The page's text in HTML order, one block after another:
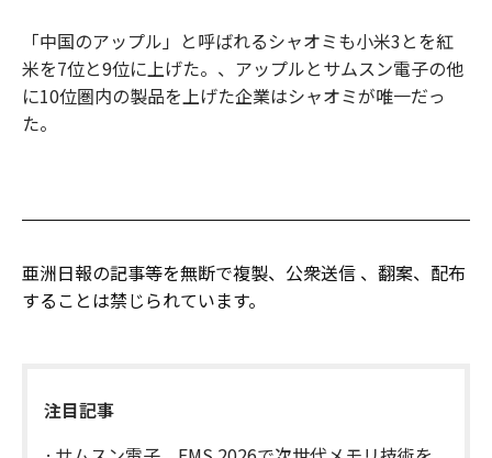
「中国のアップル」と呼ばれるシャオミも小米3とを紅
米を7位と9位に上げた。、アップルとサムスン電子の他
に10位圏内の製品を上げた企業はシャオミが唯一だっ
た。
亜洲日報の記事等を無断で複製、公衆送信 、翻案、配布
することは禁じられています。
注目記事